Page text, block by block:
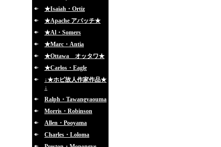
★Isaiah・Ortiz
★Apache アパッチ★
★Al・Somers
★Marc・Antia
★Ottawa オッタワ★
★Carlos・Eagle
↓★ホピ故人作家作品★
↓
Ralph・Tawangyaouma
Morris・Robinson
Allen・Pooyama
Charles・Loloma